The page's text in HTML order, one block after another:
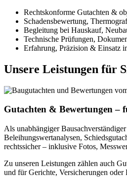
Rechtskonforme Gutachten &
Schadensbewertung,
Begleitung bei Hauskauf,
Technische Prüfungen,
Erfahrung, Präzision & Einsatz
Unsere Leistungen für
Gutachten & Bewertungen –
Als unabhängiger
Beleihungswertanalysen,
rechtssicher – inklusive Fotos,
Zu unseren Leistungen zählen auch
und für Gerichte, Versicherungen